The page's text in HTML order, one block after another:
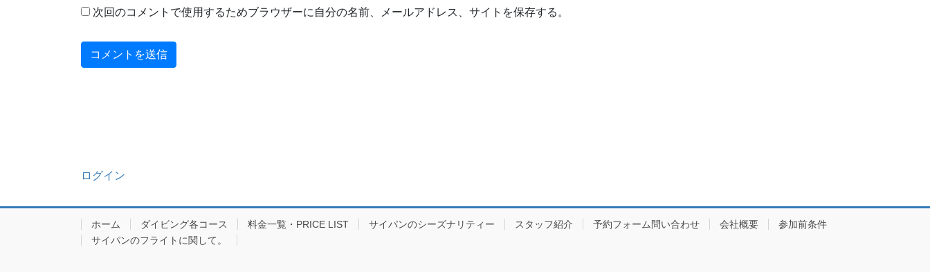
次回のコメントで使用するためブラウザーに自分の名前、メールアドレス、サイトを保存する。
ログイン
ホーム ダイビング各コース 料金一覧・PRICE LIST サイパンのシーズナリティー スタッフ紹介 予約フォーム問い合わせ 会社概要
参加前条件
サイパンのフライトに関して。